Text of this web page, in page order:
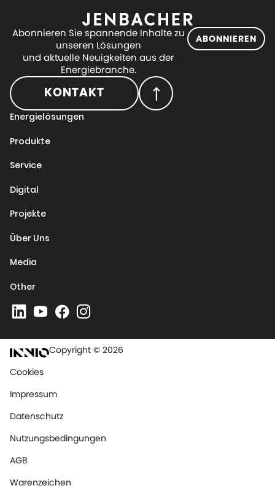
Abonnieren Sie spannende Inhalte zu
unseren Lösungen
und aktuelle Neuigkeiten aus der
Energiebranche.
ABONNIEREN
KONTAKT
Energielösungen
Produkte
Service
Digital
Projekte
Über Uns
Media
Other
Copyright © 2026
Cookies
Impressum
Datenschutz
Nutzungsbedingungen
AGB
Warenzeichen